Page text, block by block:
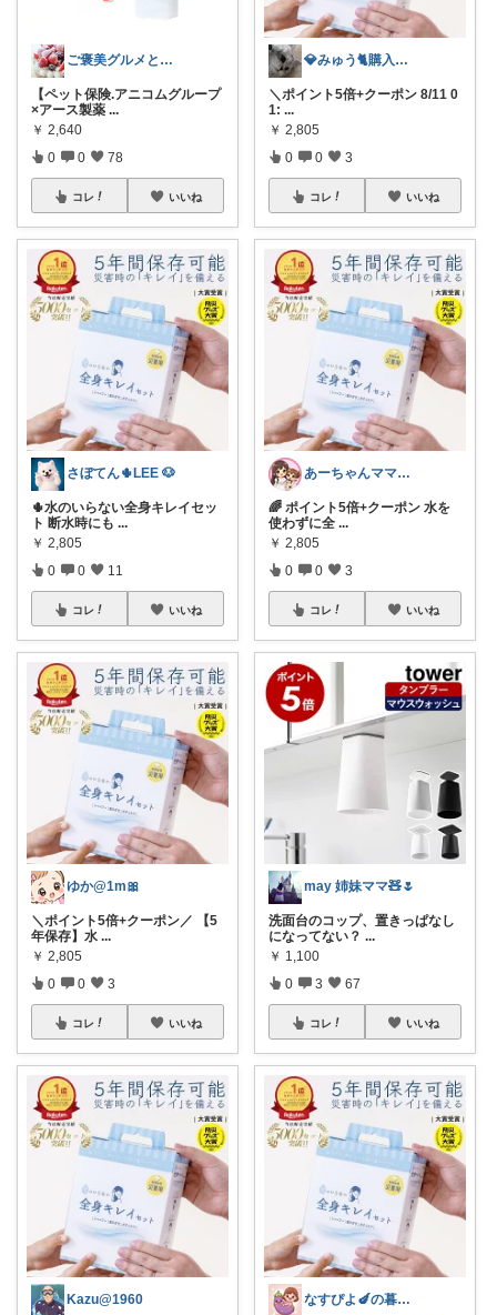
ご褒美グルメと便利キッチン
【ペット保険.アニコムグループ
×アース製薬 ...
￥ 2,640
0 0 78
コレ いいね
さぼてん🌵LEE 🐶
🌵水のいらない全身キレイセッ
ト 断水時にも ...
￥ 2,805
0 0 11
コレ いいね
ゆか@1m🎀
＼ポイント5倍+クーポン／ 【5
年保存】水 ...
￥ 2,805
0 0 3
コレ いいね
Kazu@1960
💎みゅう🐈購入感謝(❀ᴗ͈ˬᴗ͈)⁾
＼ポイント5倍+クーポン 8/11 0
1: ...
￥ 2,805
0 0 3
コレ いいね
あーちゃんママ🐣朝コレ5時✨2y娘
🌈 ポイント5倍+クーポン 水を
使わずに全 ...
￥ 2,805
0 0 3
コレ いいね
may 姉妹ママ🧸🌷
洗面台のコップ、置きっぱなし
になってない？ ...
￥ 1,100
0 3 67
コレ いいね
なすぴよ🍆の暮らしラクッとROOM⭐️